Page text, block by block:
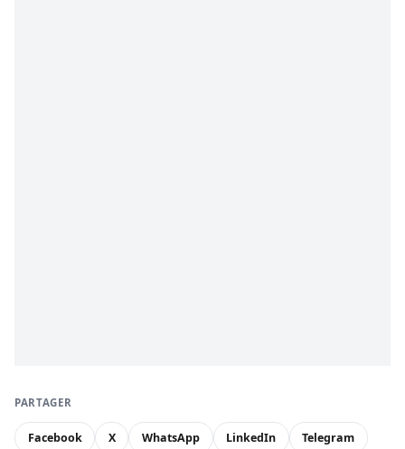
PARTAGER
Facebook X WhatsApp LinkedIn Telegram